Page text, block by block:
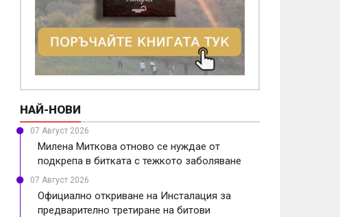
НАЙ-НОВИ
07 Август 2026
Милена Миткова отново се нуждае от
подкрепа в битката с тежкото заболяване
07 Август 2026
Официално откриване на Инсталация за
предварително третиране на битови